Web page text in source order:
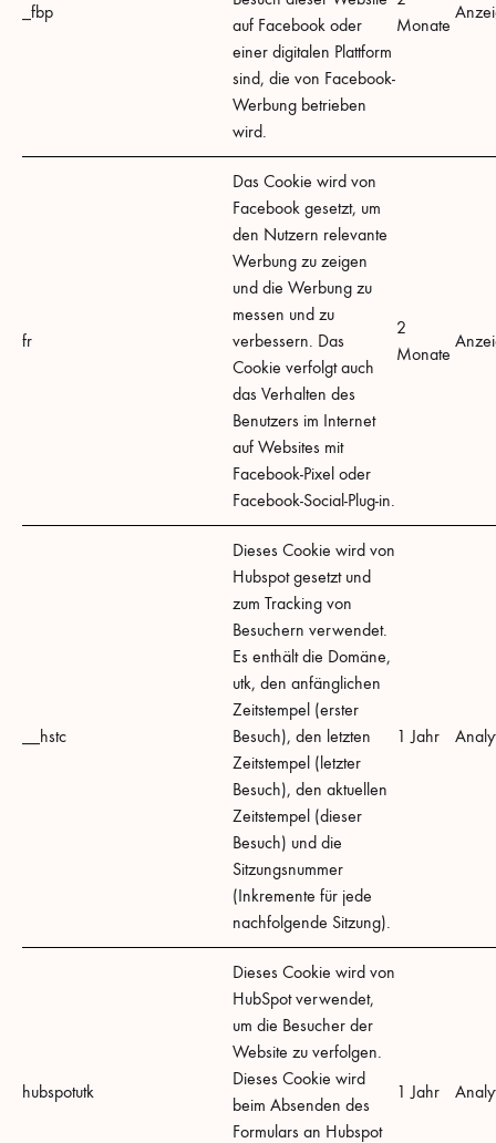
_fbp
auf Facebook oder
einer digitalen Plattform
sind, die von Facebook-
Werbung betrieben
wird.
Monate
fr
Das Cookie wird von
Facebook gesetzt, um
den Nutzern relevante
Werbung zu zeigen
und die Werbung zu
messen und zu
verbessern. Das
Cookie verfolgt auch
das Verhalten des
Benutzers im Internet
auf Websites mit
Facebook-Pixel oder
Facebook-Social-Plug-in.
2
Monate
__hstc
Dieses Cookie wird von
Hubspot gesetzt und
zum Tracking von
Besuchern verwendet.
Es enthält die Domäne,
utk, den anfänglichen
Zeitstempel (erster
Besuch), den letzten
Zeitstempel (letzter
Besuch), den aktuellen
Zeitstempel (dieser
Besuch) und die
Sitzungsnummer
(Inkremente für jede
nachfolgende Sitzung).
1 Jahr
hubspotutk
Dieses Cookie wird von
HubSpot verwendet,
um die Besucher der
Website zu verfolgen.
Dieses Cookie wird
beim Absenden des
Formulars an Hubspot
1 Jahr